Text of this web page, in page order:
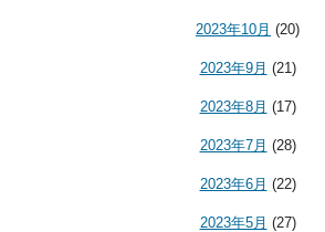
2023年10月 (20)
2023年9月 (21)
2023年8月 (17)
2023年7月 (28)
2023年6月 (22)
2023年5月 (27)